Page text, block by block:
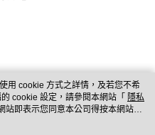
用 cookie 方式之詳情，及若您不希
cookie 設定，請參閱本網站「 隱私
站即表示您同意本公司得按本網站使